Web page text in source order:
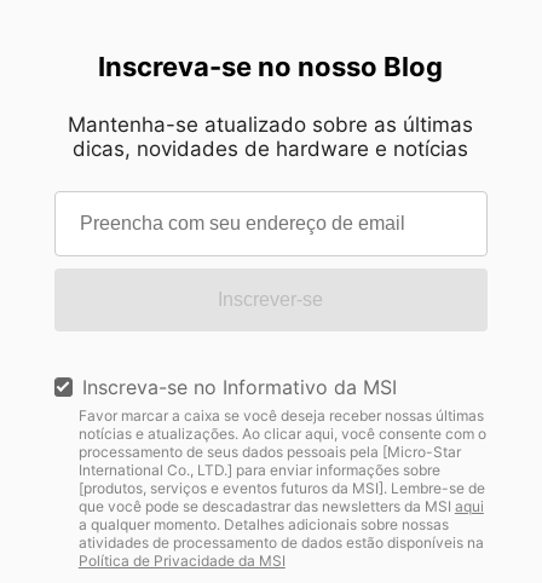
Inscreva-se no nosso Blog
Mantenha-se atualizado sobre as últimas
dicas, novidades de hardware e notícias
Inscrever-se
Inscreva-se no Informativo da MSI
Favor marcar a caixa se você deseja receber nossas últimas
notícias e atualizações. Ao clicar aqui, você consente com o
processamento de seus dados pessoais pela [Micro-Star
International Co., LTD.] para enviar informações sobre
[produtos, serviços e eventos futuros da MSI]. Lembre-se de
que você pode se descadastrar das newsletters da MSI aqui
a qualquer momento. Detalhes adicionais sobre nossas
atividades de processamento de dados estão disponíveis na
Política de Privacidade da MSI